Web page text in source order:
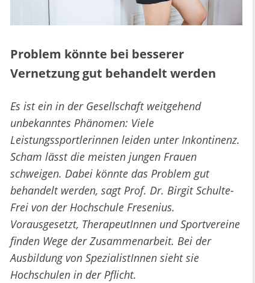
Problem könnte bei besserer
Vernetzung gut behandelt werden
Es ist ein in der Gesellschaft weitgehend
unbekanntes Phänomen: Viele
Leistungssportlerinnen leiden unter Inkontinenz.
Scham lässt die meisten jungen Frauen
schweigen. Dabei könnte das Problem gut
behandelt werden, sagt Prof. Dr. Birgit Schulte-
Frei von der Hochschule Fresenius.
Vorausgesetzt, TherapeutInnen und Sportvereine
finden Wege der Zusammenarbeit. Bei der
Ausbildung von SpezialistInnen sieht sie
Hochschulen in der Pflicht.